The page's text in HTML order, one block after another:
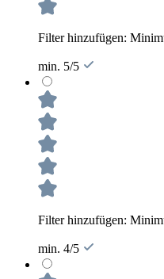
Filter hinzufügen:
min. 5/5
Filter hinzufügen:
min. 4/5